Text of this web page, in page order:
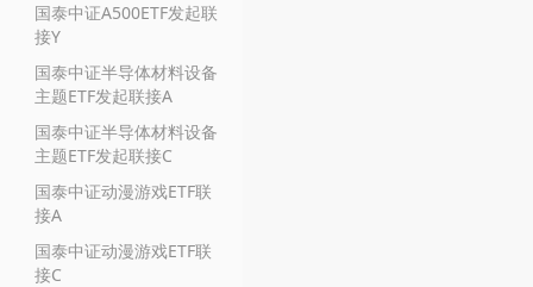
国泰中证A500ETF发起联
接Y
国泰中证半导体材料设备
主题ETF发起联接A
国泰中证半导体材料设备
主题ETF发起联接C
国泰中证动漫游戏ETF联
接A
国泰中证动漫游戏ETF联
接C